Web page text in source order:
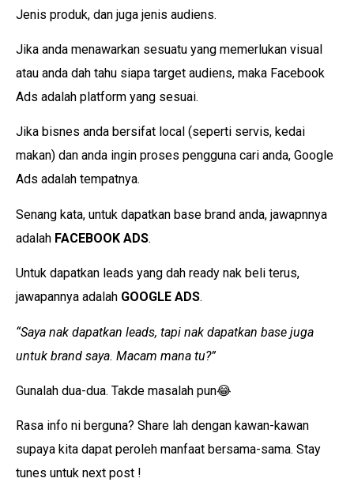
Jenis produk, dan juga jenis audiens.
Jika anda menawarkan sesuatu yang memerlukan visual
atau anda dah tahu siapa target audiens, maka Facebook
Ads adalah platform yang sesuai.
Jika bisnes anda bersifat local (seperti servis, kedai
makan) dan anda ingin proses pengguna cari anda, Google
Ads adalah tempatnya.
Senang kata, untuk dapatkan base brand anda, jawapnnya
adalah FACEBOOK ADS.
Untuk dapatkan leads yang dah ready nak beli terus,
jawapannya adalah GOOGLE ADS.
“Saya nak dapatkan leads, tapi nak dapatkan base juga
untuk brand saya. Macam mana tu?”
Gunalah dua-dua. Takde masalah pun😂
Rasa info ni berguna? Share lah dengan kawan-kawan
supaya kita dapat peroleh manfaat bersama-sama. Stay
tunes untuk next post !